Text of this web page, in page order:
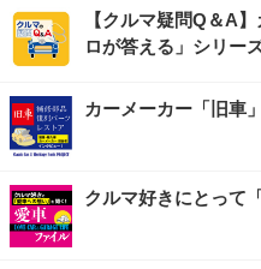
【クルマ疑問Q＆A
ロが答える」シリー
カーメーカー「旧車
クルマ好きにとって